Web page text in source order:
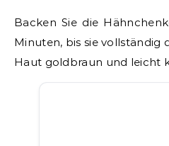
Backen Sie die
Minuten, bis sie vollständig
Haut goldbraun und leicht